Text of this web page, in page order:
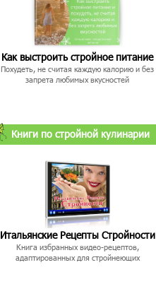
Как выстроить стройное питание
Похудеть, не считая каждую калорию и без
запрета любимых вкусностей
Книги по стройной кулинарии
Итальянские Рецепты Стройности
Книга избранных видео-рецептов,
адаптированных для стройнеющих